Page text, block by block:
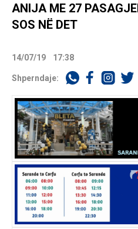
ANIJA ME 27
SOS NË DET
14/07/19 17:38
Shperndaje: